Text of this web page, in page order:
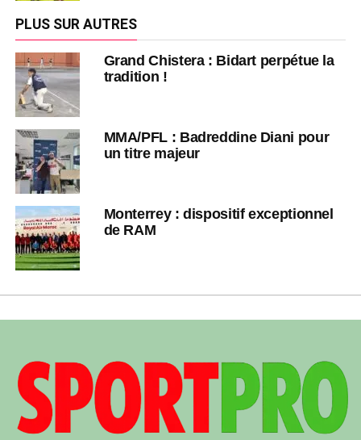
PLUS SUR AUTRES
Grand Chistera : Bidart perpétue la
tradition !
MMA/PFL : Badreddine Diani pour
un titre majeur
Monterrey : dispositif exceptionnel
de RAM